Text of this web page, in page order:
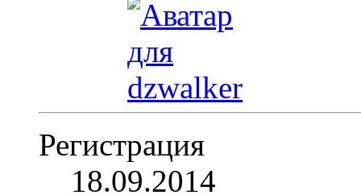
Регистрация
18.09.2014